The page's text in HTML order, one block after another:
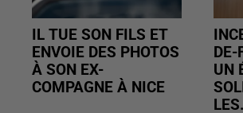
IL TUE SON FILS ET
ENVOIE DES PHOTOS
À SON EX-
COMPAGNE À NICE
UN